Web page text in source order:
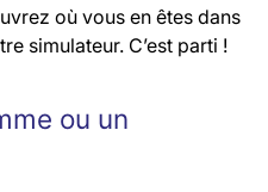
où vous en êtes dans
simulateur. C’est parti !